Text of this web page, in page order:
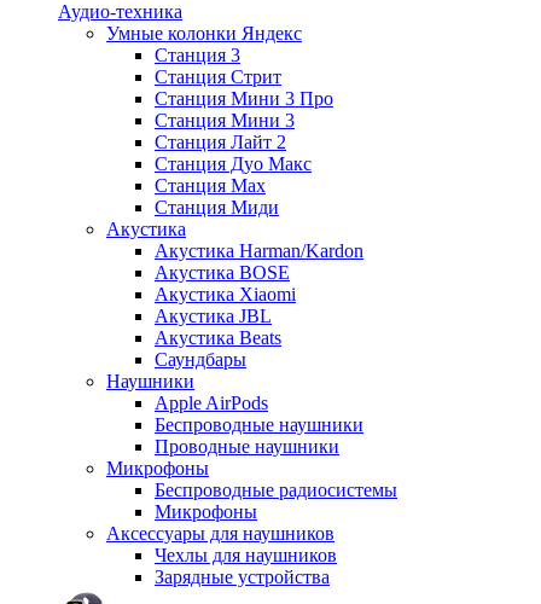
Аудио-техника
Умные колонки Яндекс
Станция 3
Станция Стрит
Станция Мини 3 Про
Станция Мини 3
Станция Лайт 2
Станция Дуо Макс
Станция Max
Станция Миди
Акустика
Акустика Harman/Kardon
Акустика BOSE
Акустика Xiaomi
Акустика JBL
Акустика Beats
Саундбары
Наушники
Apple AirPods
Беспроводные наушники
Проводные наушники
Микрофоны
Беспроводные радиосистемы
Микрофоны
Аксессуары для наушников
Чехлы для наушников
Зарядные устройства